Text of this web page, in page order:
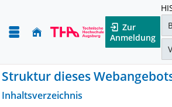
Zur
Anmeldung
Struktur dieses
Inhaltsverzeichnis